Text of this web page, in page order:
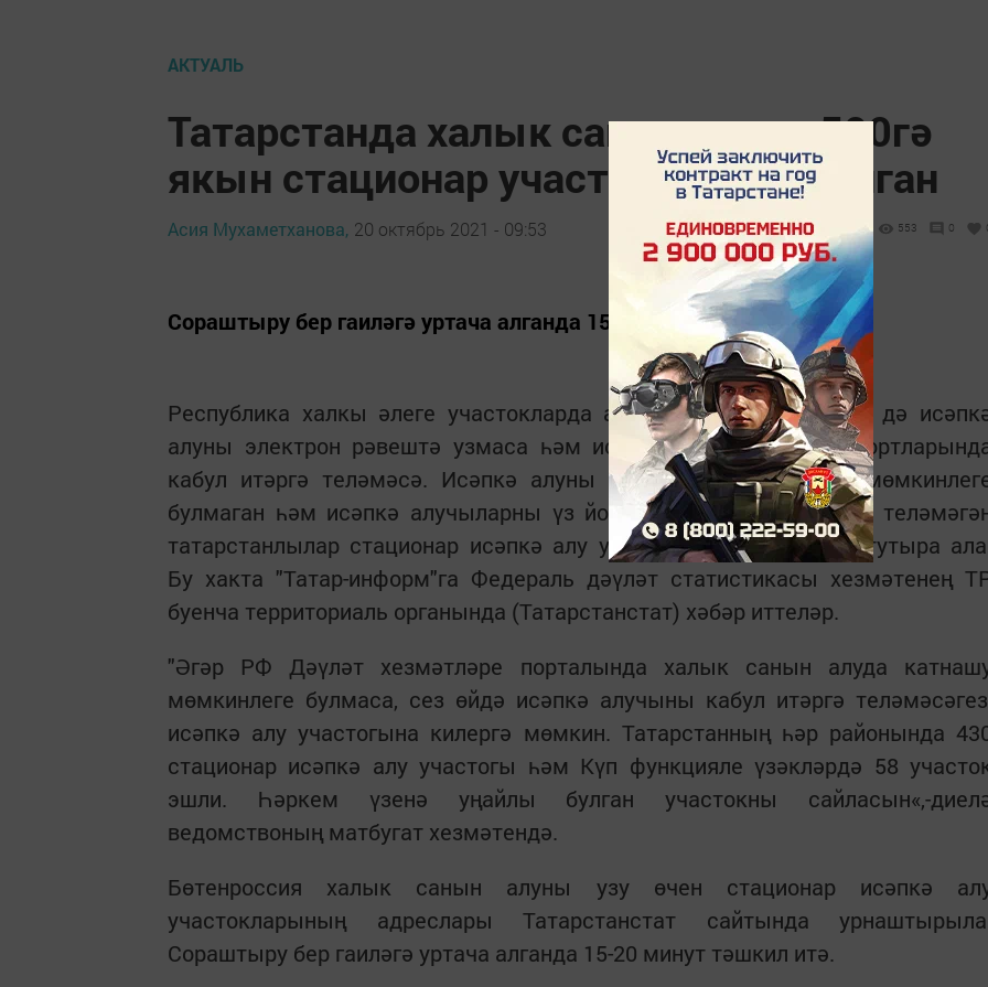
АКТУАЛЬ
Татарстанда халык санын алуда 500гә
якын стационар участок булдырылган
Асия Мухаметханова, 20 октябрь 2021 - 09:53 553 0
Сораштыру бер гаиләгә уртача алганда 15-20 минут тәшкил итә.
Республика халкы әлеге участокларда анкета тутыра ала, әгәр дә
алуны электрон рәвештә узмаса һәм исәпкә алучыларны үз
кабул итәргә теләмәсә. Исәпкә алуны электрон рәвештә узу
булмаган һәм исәпкә алучыларны үз йортларында кабул итәргә
татарстанлылар стационар исәпкә алу участокларында анкета тутыра
Бу хакта "Татар-информ"га Федераль дәүләт статистикасы хезмәтенең
буенча территориаль органында (Татарстанстат) хәбәр иттеләр.
"Әгәр РФ Дәүләт хезмәтләре порталында халык санын алуда
мөмкинлеге булмаса, сез өйдә исәпкә алучыны кабул итәргә
исәпкә алу участогына килергә мөмкин. Татарстанның һәр районында
стационар исәпкә алу участогы һәм Күп функцияле үзәкләрдә 58
эшли. Һәркем үзенә уңайлы булган участокны сайласын«,-
ведомствоның матбугат хезмәтендә.
Бөтенроссия халык санын алуны узу өчен стационар исәпкә
участокларының адреслары Татарстанстат сайтында
Сораштыру бер гаиләгә уртача алганда 15-20 минут тәшкил итә.